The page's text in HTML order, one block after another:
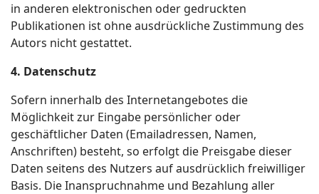
in anderen elektronischen oder gedruckten
Publikationen ist ohne ausdrückliche Zustimmung des
Autors nicht gestattet.
4. Datenschutz
Sofern innerhalb des Internetangebotes die
Möglichkeit zur Eingabe persönlicher oder
geschäftlicher Daten (Emailadressen, Namen,
Anschriften) besteht, so erfolgt die Preisgabe dieser
Daten seitens des Nutzers auf ausdrücklich freiwilliger
Basis. Die Inanspruchnahme und Bezahlung aller